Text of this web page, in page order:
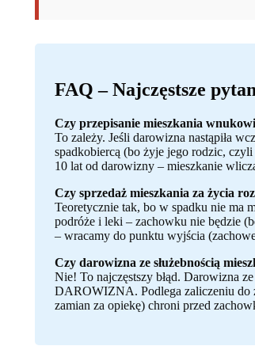
FAQ – Najczęstsze
Czy przepisanie mieszkania
To zależy. Jeśli darowizna nastąpiła
spadkobiercą (bo żyje jego rodzic,
10 lat od darowizny – mieszkanie
Czy sprzedaż mieszkania za życia
Teoretycznie tak, bo w spadku nie ma
podróże i leki – zachowku nie będzie
– wracamy do punktu wyjścia
Czy darowizna ze służebnością
Nie! To najczęstszy błąd. Darowizna
DAROWIZNA. Podlega zaliczeniu do
zamian za opiekę) chroni przed